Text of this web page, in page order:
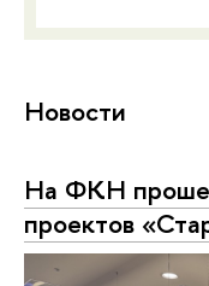
Новости
На ФКН
проектов